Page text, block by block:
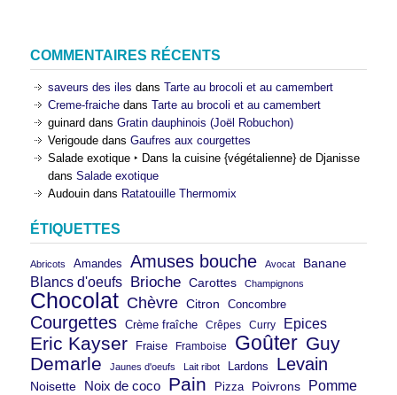
COMMENTAIRES RÉCENTS
saveurs des iles dans Tarte au brocoli et au camembert
Creme-fraiche dans Tarte au brocoli et au camembert
guinard dans Gratin dauphinois (Joël Robuchon)
Verigoude dans Gaufres aux courgettes
Salade exotique ‣ Dans la cuisine {végétalienne} de Djanisse
dans Salade exotique
Audouin dans Ratatouille Thermomix
ÉTIQUETTES
Abricots Amandes Amuses bouche Avocat Banane
Blancs d'oeufs Brioche Carottes Champignons
Chocolat Chèvre Citron Concombre
Courgettes Crème fraîche Crêpes Curry Epices
Eric Kayser Fraise Framboise Goûter Guy
Demarle
Jaunes d'oeufs Lait ribot Lardons Levain
Noisette Noix de coco Pain Pizza Poivrons Pomme